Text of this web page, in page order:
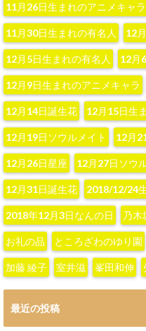
11月26日生まれのアニメキャラ
11月30日生まれの有名人 12
12月5日生まれの有名人 12月
12月9日生まれのアニメキャラ
12月14日誕生花 12月15日生
12月19日ソウルメイト 12月
12月26日星座 12月27日ソウ
12月31日誕生花 2018/12/24
2018年12月3日なんの日 乃木
お礼の品 ところざわのゆり園
加藤 綾子‬ 室井滋 峯田和伸
最近の投稿